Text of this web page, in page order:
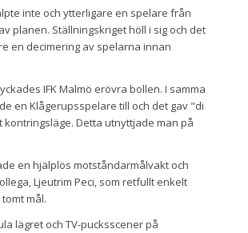
inte och ytterligare en spelare från
planen. Ställningskriget höll i sig och det
en decimering av spelarna innan
IFK Malmö erövra bollen. I samma
en Klågerupsspelare till och det gav "di
kontringsläge. Detta utnyttjade man på
en hjälplös motståndarmålvakt och
Ljeutrim Peci, som retfullt enkelt
mål.
lägret och TV-pucksscener på